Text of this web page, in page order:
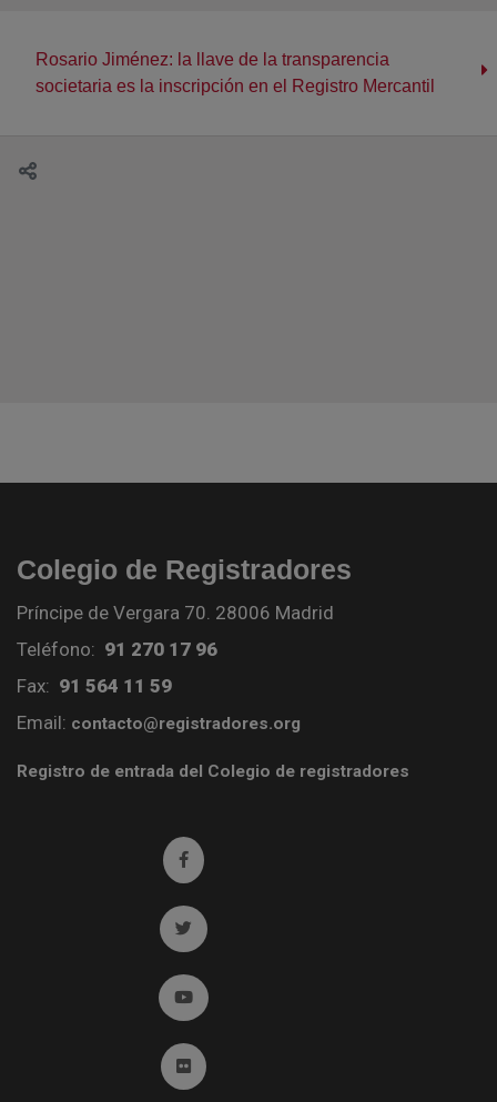
Rosario Jiménez: la llave de la transparencia
societaria es la inscripción en el Registro Mercantil
Colegio de Registradores
Príncipe de Vergara 70. 28006 Madrid
Teléfono: 91 270 17 96
Fax: 91 564 11 59
Email: contacto@registradores.org
Registro de entrada del Colegio de registradores
Ir a facebook (abre en ventana nueva)
Ir a twitter (abre en ventana nueva)
Ir a YouTube (abre en ventana nueva)
Ir a Flickr (abre en ventana nueva)